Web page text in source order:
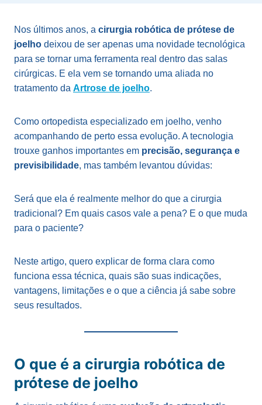
Nos últimos anos, a cirurgia robótica de prótese de
joelho deixou de ser apenas uma novidade tecnológica
para se tornar uma ferramenta real dentro das salas
cirúrgicas. E ela vem se tornando uma aliada no
tratamento da Artrose de joelho.
Como ortopedista especializado em joelho, venho
acompanhando de perto essa evolução. A tecnologia
trouxe ganhos importantes em precisão, segurança e
previsibilidade, mas também levantou dúvidas:
Será que ela é realmente melhor do que a cirurgia
tradicional? Em quais casos vale a pena? E o que muda
para o paciente?
Neste artigo, quero explicar de forma clara como
funciona essa técnica, quais são suas indicações,
vantagens, limitações e o que a ciência já sabe sobre
seus resultados.
O que é a cirurgia robótica de
prótese de joelho